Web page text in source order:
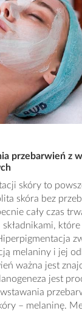
przebarwień z
skóry to
skóra bez
cały czas
melaniny i jej
ważna jest
jest
– melaninę.